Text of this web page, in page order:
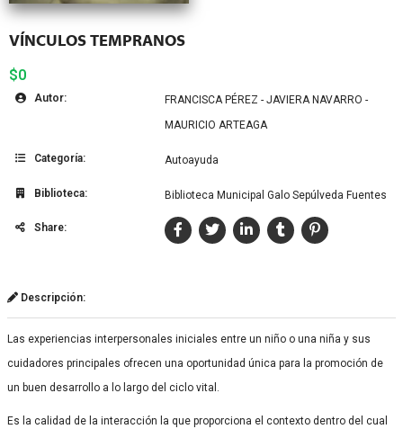
VÍNCULOS TEMPRANOS
$0
Autor:
FRANCISCA PÉREZ - JAVIERA NAVARRO -
MAURICIO ARTEAGA
Categoría: Autoayuda
Biblioteca: Biblioteca Municipal Galo Sepúlveda Fuentes
Share:
Descripción:
Las experiencias interpersonales iniciales entre un niño o una niña y sus
cuidadores principales ofrecen una oportunidad única para la promoción de
un buen desarrollo a lo largo del ciclo vital.
Es la calidad de la interacción la que proporciona el contexto dentro del cual